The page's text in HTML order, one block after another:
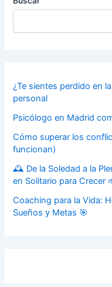
¿Te sientes perdido en
personal
Psicólogo en Madrid
Cómo superar los
funcionan)
🕰️ De la Soledad a la
en Solitario para Crecer
Coaching para la Vida:
Sueños y Metas 🎯